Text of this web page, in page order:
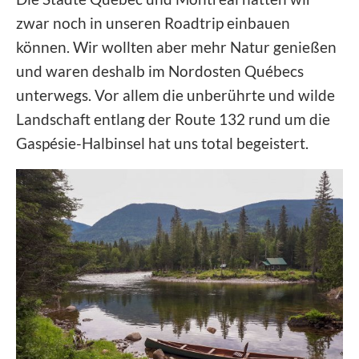
zwar noch in unseren Roadtrip einbauen
können. Wir wollten aber mehr Natur genießen
und waren deshalb im Nordosten Québecs
unterwegs. Vor allem die unberührte und wilde
Landschaft entlang der Route 132 rund um die
Gaspésie-Halbinsel hat uns total begeistert.